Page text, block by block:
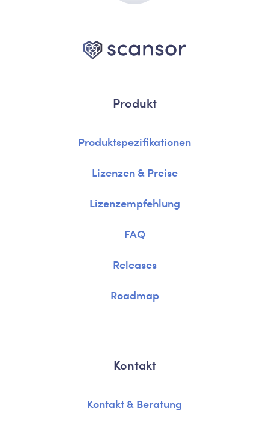
Produkt
Produktspezifikationen
Lizenzen & Preise
Lizenzempfehlung
FAQ
Releases
Roadmap
Kontakt
Kontakt & Beratung